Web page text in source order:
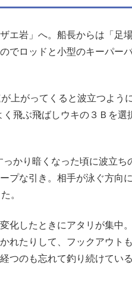
エ岩」へ。船長からは「足
でロッドと小型のキーパー
上がってくると波立つよう
飛ぶ飛ばしウキの３Ｂを選
かり暗くなった頃に波立ち
プな引き。相手が泳ぐ方向
。
化したときにアタリが集中
れたりして、フックアウト
つのも忘れて釣り続けてい